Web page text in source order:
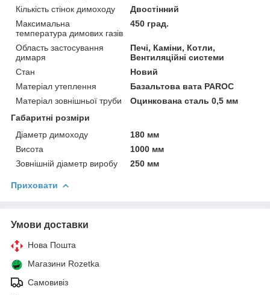
Кількість стінок димоходу
Двостінний
Максимальна
температура димових газів
450 град.
Область застосування
димаря
Печі, Каміни, Котли,
Вентиляційні системи
Стан
Новий
Матеріал утеплення
Базальтова вата PAROC
Матеріал зовнішньої труби
Оцинкована сталь 0,5 мм
Габаритні розміри
Діаметр димоходу
180 мм
Висота
1000 мм
Зовнішній діаметр виробу
250 мм
Приховати
Умови доставки
Нова Пошта
Магазини Rozetka
Самовивіз